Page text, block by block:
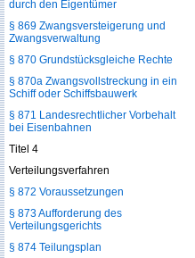
durch den Eigentümer
§ 869 Zwangsversteigerung und
Zwangsverwaltung
§ 870 Grundstücksgleiche Rechte
§ 870a Zwangsvollstreckung in ein
Schiff oder Schiffsbauwerk
§ 871 Landesrechtlicher Vorbehalt
bei Eisenbahnen
Titel 4
Verteilungsverfahren
§ 872 Voraussetzungen
§ 873 Aufforderung des
Verteilungsgerichts
§ 874 Teilungsplan